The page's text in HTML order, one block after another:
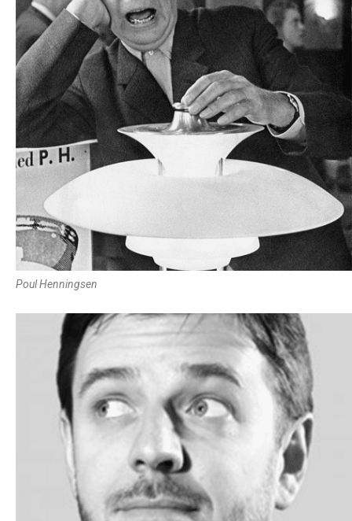
Poul Henningsen